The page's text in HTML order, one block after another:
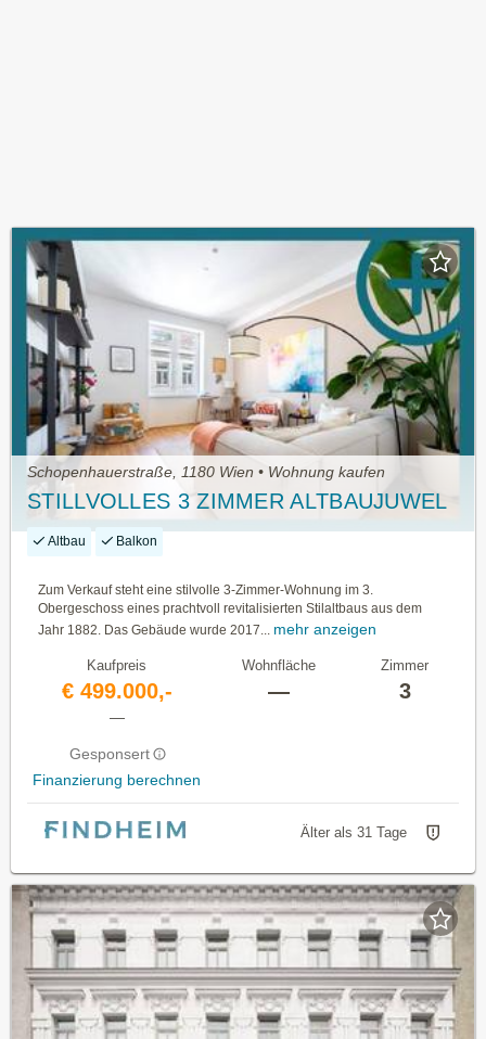
Schopenhauerstraße, 1180 Wien • Wohnung kaufen
STILLVOLLES 3 ZIMMER ALTBAUJUWEL
Altbau Balkon
Zum Verkauf steht eine stilvolle 3-Zimmer-Wohnung im 3.
Obergeschoss eines prachtvoll revitalisierten Stilaltbaus aus dem
Jahr 1882. Das Gebäude wurde 2017... mehr anzeigen
Kaufpreis
€ 499.000,-
—
Gesponsert
Finanzierung berechnen
Wohnfläche
—
Zimmer
3
Älter als 31 Tage